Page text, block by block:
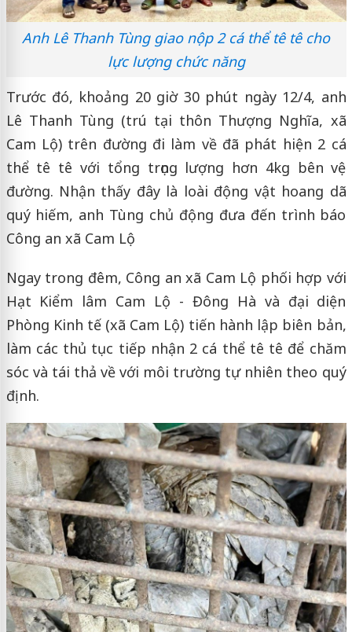
Anh Lê Thanh Tùng giao nộp 2 cá thể tê tê cho
lực lượng chức năng
Trước đó, khoảng 20 giờ 30 phút ngày 12/4, anh
Lê Thanh Tùng (trú tại thôn Thượng Nghĩa, xã
Cam Lộ) trên đường đi làm về đã phát hiện 2 cá
thể tê tê với tổng trọng lượng hơn 4kg bên vệ
đường. Nhận thấy đây là loài động vật hoang dã
quý hiếm, anh Tùng chủ động đưa đến trình báo
Công an xã Cam Lộ
Ngay trong đêm, Công an xã Cam Lộ phối hợp với
Hạt Kiểm lâm Cam Lộ - Đông Hà và đại diện
Phòng Kinh tế (xã Cam Lộ) tiến hành lập biên bản,
làm các thủ tục tiếp nhận 2 cá thể tê tê để chăm
sóc và tái thả về với môi trường tự nhiên theo quý
định.